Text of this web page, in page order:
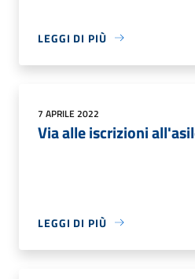
LEGGI DI PIÙ
7 APRILE 2022
Via alle iscrizioni
LEGGI DI PIÙ